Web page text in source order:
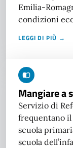
Emilia-
condizioni
LEGGI DI PIÙ →
Mangiare a
Servizio di
frequentano il
scuola
scuola